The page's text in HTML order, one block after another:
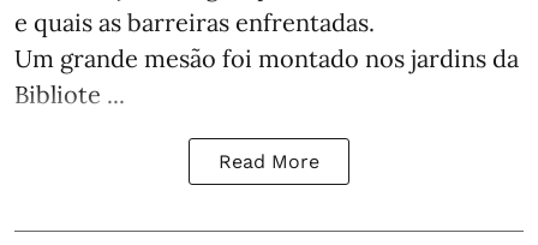
e quais as barreiras enfrentadas.
Um grande mesão foi montado nos jardins da
Bibliote ...
Read More